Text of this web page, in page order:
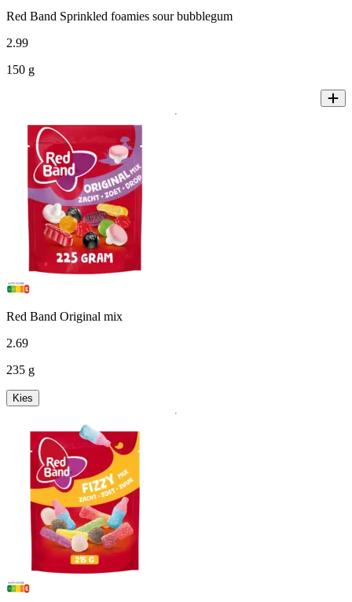
Red Band Sprinkled foamies sour bubblegum
2.99
150 g
Red Band Original mix
2.69
235 g
Kies